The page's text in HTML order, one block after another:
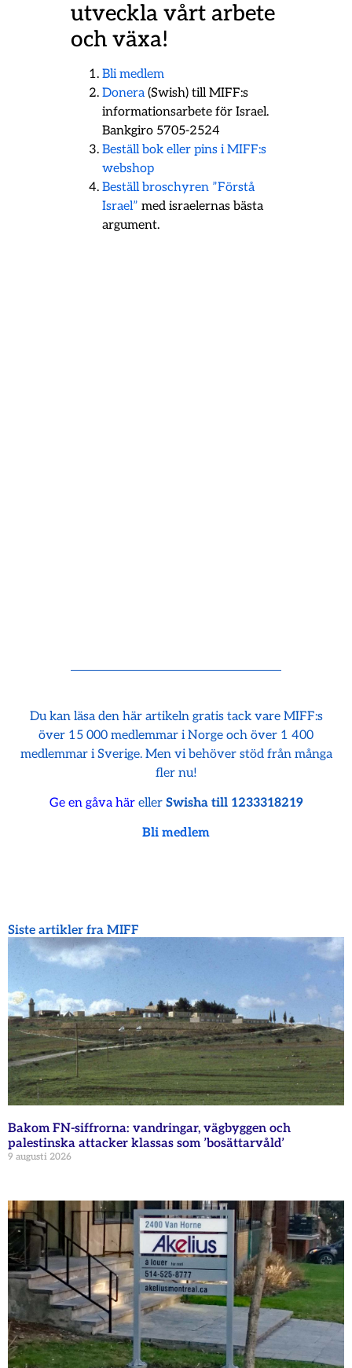
utveckla vårt arbete
och växa!
Bli medlem
Donera(Swish) till MIFF:s
informationsarbete för Israel.
Bankgiro 5705-2524
Beställ bok eller pins i MIFF:s
webshop
Beställ broschyren ”Förstå
Israel” med israelernas bästa
argument.
Du kan läsa den här artikeln gratis tack vare MIFF:s
över 15 000 medlemmar i Norge och över 1 400
medlemmar i Sverige. Men vi behöver stöd från många
fler nu!
Ge en gåva häreller Swisha till 1233318219
Bli medlem
Siste artikler fra MIFF
Bakom FN-siffrorna: vandringar, vägbyggen och
palestinska attacker klassas som ’bosättarvåld’
9 augusti 2026